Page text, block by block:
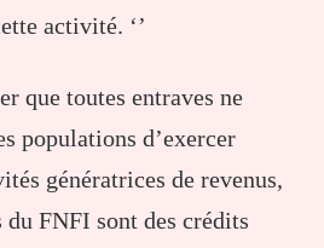
activité. ‘’
que toutes entraves ne
populations d’exercer
génératrices de revenus,
FNFI sont des crédits